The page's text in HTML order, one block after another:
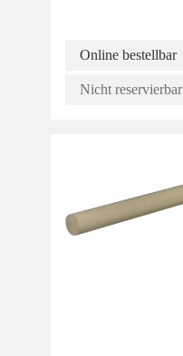
Online bestellbar
Nicht reservierbar